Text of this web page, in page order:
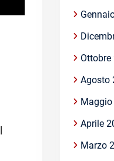
Ottobre
Agosto
Aprile
Marzo